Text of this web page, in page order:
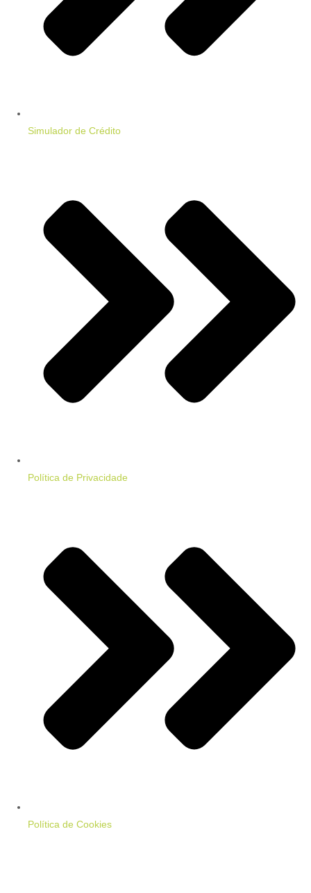
Simulador de Crédito
Política de Privacidade
Política de Cookies